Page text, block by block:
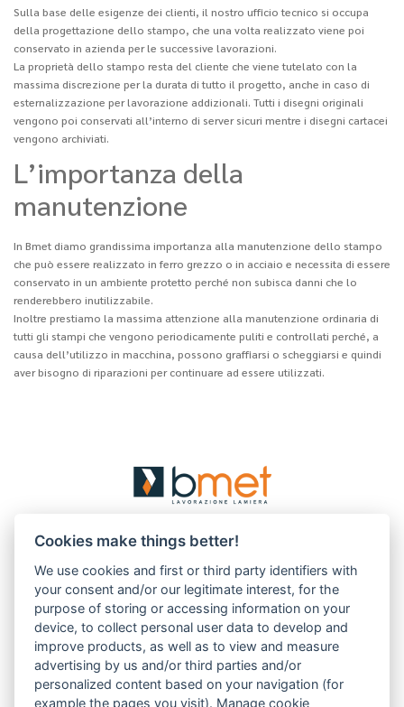
Sulla base delle esigenze dei clienti, il nostro ufficio tecnico si occupa
della progettazione dello stampo, che una volta realizzato viene poi
conservato in azienda per le successive lavorazioni.
La proprietà dello stampo resta del cliente che viene tutelato con la
massima discrezione per la durata di tutto il progetto, anche in caso di
esternalizzazione per lavorazione addizionali. Tutti i disegni originali
vengono poi conservati all’interno di server sicuri mentre i disegni cartacei
vengono archiviati.
L’importanza della
manutenzione
In Bmet diamo grandissima importanza alla manutenzione dello stampo
che può essere realizzato in ferro grezzo o in acciaio e necessita di essere
conservato in un ambiente protetto perché non subisca danni che lo
renderebbero inutilizzabile.
Inoltre prestiamo la massima attenzione alla manutenzione ordinaria di
tutti gli stampi che vengono periodicamente puliti e controllati perché, a
causa dell’utilizzo in macchina, possono graffiarsi o scheggiarsi e quindi
aver bisogno di riparazioni per continuare ad essere utilizzati.
via Albert Einstein, 1/D
30033 Noale (VE) Italy
T.+39.041.5801891
F. +39.041.5828392
R.E.A Venezia 375045
P.I. 04206670277
Cookies make things better!
We use cookies and first or third party identifiers with
your consent and/or our legitimate interest, for the
purpose of storing or accessing information on your
device, to collect personal user data to develop and
improve products, as well as to view and measure
advertising by us and/or third parties and/or
personalized content based on your navigation (for
example the pages you visit). Manage cookie